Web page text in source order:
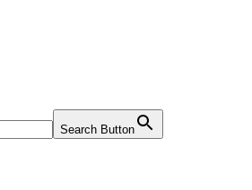
Search Button